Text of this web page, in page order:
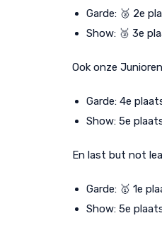
Garde: 🥈 2e
Show: 🥉 3e
Ook onze
Garde: 4e
Show: 5e
En last but not
Garde: 🥇 1e
Show: 5e